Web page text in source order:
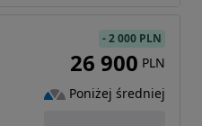
-2 000 PLN
26 900 PLN
Poniżej średniej